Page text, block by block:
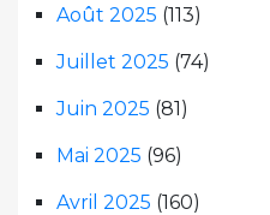
Août 2025 (113)
Juillet 2025 (74)
Juin 2025 (81)
Mai 2025 (96)
Avril 2025 (160)